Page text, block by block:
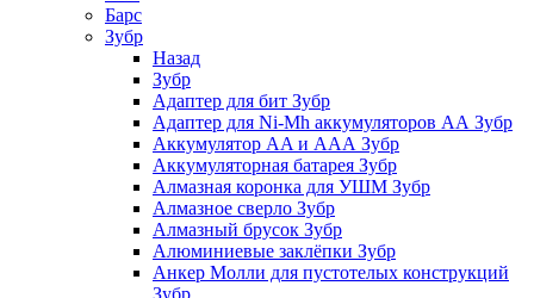
Барс
Зубр
Назад
Зубр
Адаптер для бит Зубр
Адаптер для Ni-Mh аккумуляторов АА Зубр
Аккумулятор AA и ААА Зубр
Аккумуляторная батарея Зубр
Алмазная коронка для УШМ Зубр
Алмазное сверло Зубр
Алмазный брусок Зубр
Алюминиевые заклёпки Зубр
Анкер Молли для пустотелых конструкций
Зубр